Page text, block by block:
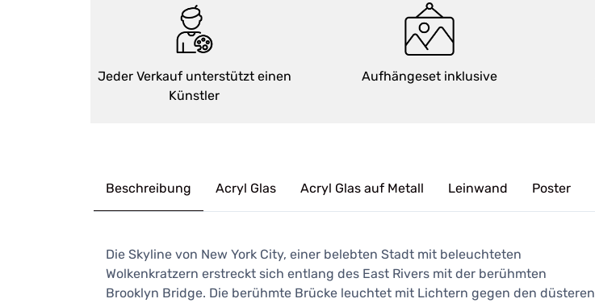
Jeder Verkauf unterstützt einen
Künstler
Aufhängeset inklusive
Beschreibung Acryl Glas Acryl Glas auf Metall Leinwand Poster
Die Skyline von New York City, einer belebten Stadt mit beleuchteten
Wolkenkratzern erstreckt sich entlang des East Rivers mit der berühmten
Brooklyn Bridge. Die berühmte Brücke leuchtet mit Lichtern gegen den düsteren